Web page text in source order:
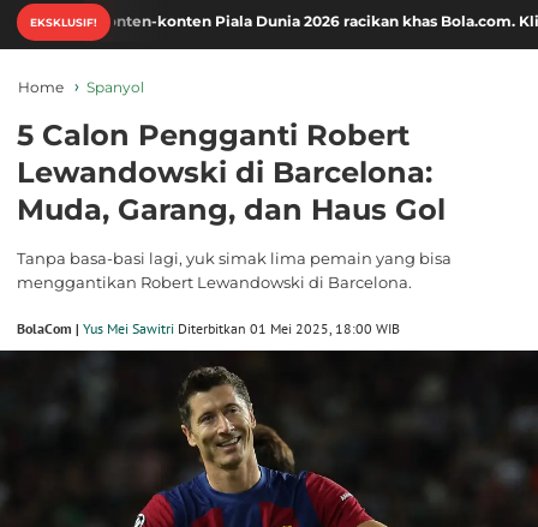
EKSKLUSIF!
konten Piala Dunia 2026 racikan khas Bola.com. Klik di sini!
Home Spanyol
5 Calon Pengganti Robert
Lewandowski di Barcelona:
Muda, Garang, dan Haus Gol
Tanpa basa-basi lagi, yuk simak lima pemain yang bisa
menggantikan Robert Lewandowski di Barcelona.
BolaCom | Yus Mei Sawitri Diterbitkan 01 Mei 2025, 18:00 WIB